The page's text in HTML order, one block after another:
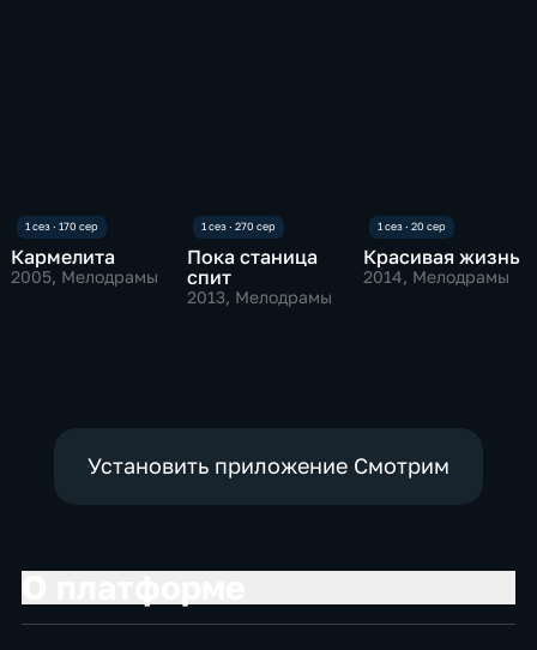
Кармелита
2005, Мелодрамы
Пока станица
спит
2013, Мелодрамы
Красивая жизнь
2014, Мелодрамы
Установить приложение Смотрим